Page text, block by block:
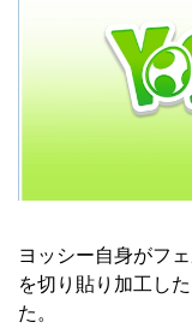
ヨッシー自身がフ
を切り貼り加工し
た。